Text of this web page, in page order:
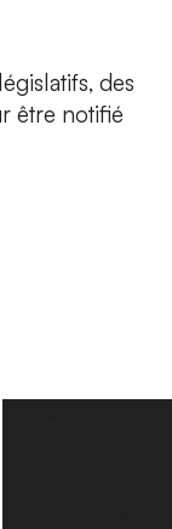
des
être notifié